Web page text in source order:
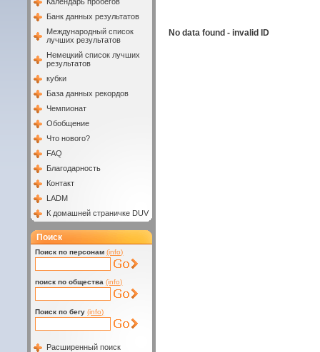
Банк данных результатов
Международный список
лучших результатов
Немецкий список лучших
результатов
кубки
База данных рекордов
Чемпионат
Обобщение
Что нового?
FAQ
Благодарность
Контакт
LADM
К домашней страничке DUV
Поиск
Поиск по персонам (info)
поиск по общества (info)
Поиск по бегу (info)
Расширенный поиск
No data found - invalid ID